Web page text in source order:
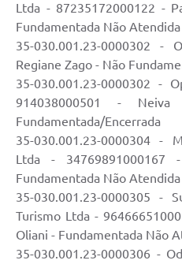
Ltda - 87235172000122 -
Fundamentada Não Atendida
35-030.001.23-0000302
Regiane Zago - Não
35-030.001.23-0000302 -
914038000501 -
Fundamentada/Encerrada
35-030.001.23-0000304 -
Ltda - 34769891000167
Fundamentada Não Atendida
35-030.001.23-0000305 -
Turismo Ltda -
Oliani - Fundamentada Não
35-030.001.23-0000306 -